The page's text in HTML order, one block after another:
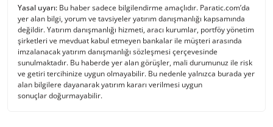
Yasal uyarı: Bu haber sadece bilgilendirme amaçlıdır. Paratic.com’da
yer alan bilgi, yorum ve tavsiyeler yatırım danışmanlığı kapsamında
değildir. Yatırım danışmanlığı hizmeti, aracı kurumlar, portföy yönetim
şirketleri ve mevduat kabul etmeyen bankalar ile müşteri arasında
imzalanacak yatırım danışmanlığı sözleşmesi çerçevesinde
sunulmaktadır. Bu haberde yer alan görüşler, mali durumunuz ile risk
ve getiri tercihinize uygun olmayabilir. Bu nedenle yalnızca burada yer
alan bilgilere dayanarak yatırım kararı verilmesi uygun
sonuçlar doğurmayabilir.